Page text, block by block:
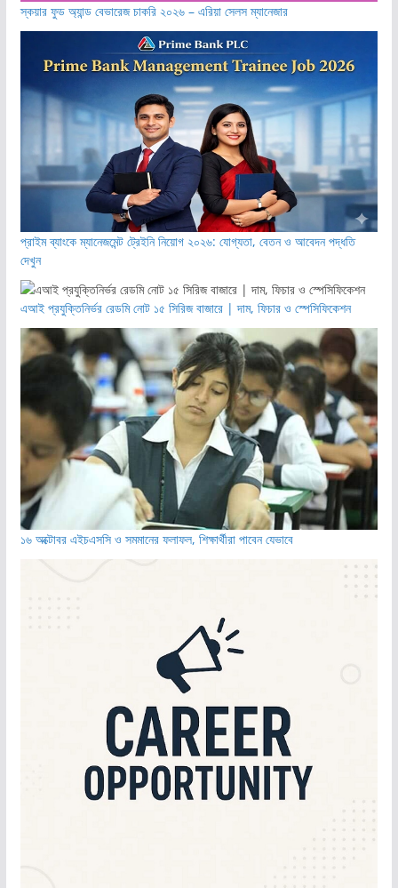
স্কয়ার ফুড অ্যান্ড বেভারেজ চাকরি ২০২৬ – এরিয়া সেলস ম্যানেজার
প্রাইম ব্যাংকে ম্যানেজমেন্ট ট্রেইনি নিয়োগ ২০২৬: যোগ্যতা, বেতন ও আবেদন পদ্ধতি
দেখুন
এআই প্রযুক্তিনির্ভর রেডমি নোট ১৫ সিরিজ বাজারে | দাম, ফিচার ও স্পেসিফিকেশন
১৬ অক্টোবর এইচএসসি ও সমমানের ফলাফল, শিক্ষার্থীরা পাবেন যেভাবে